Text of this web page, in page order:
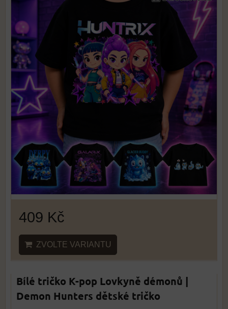
409 Kč
ZVOLTE VARIANTU
Bílé tričko K-pop Lovkyně démonů |
Demon Hunters dětské tričko